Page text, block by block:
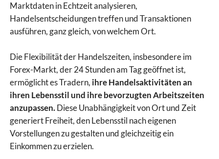
Marktdaten in Echtzeit analysieren,
Handelsentscheidungen treffen und Transaktionen
ausführen, ganz gleich, von welchem Ort.
Die Flexibilität der Handelszeiten, insbesondere im
Forex-Markt, der 24 Stunden am Tag geöffnet ist,
ermöglicht es Tradern, ihre Handelsaktivitäten an
ihren Lebensstil und ihre bevorzugten Arbeitszeiten
anzupassen.Diese Unabhängigkeit von Ort und Zeit
generiert Freiheit, den Lebensstil nach eigenen
Vorstellungen zu gestalten und gleichzeitig ein
Einkommen zu erzielen.